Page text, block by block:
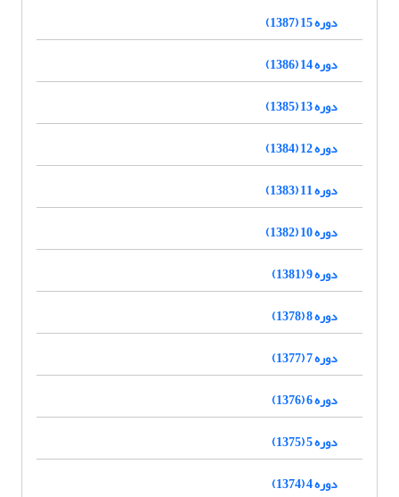
دوره 15 (1387)
دوره 14 (1386)
دوره 13 (1385)
دوره 12 (1384)
دوره 11 (1383)
دوره 10 (1382)
دوره 9 (1381)
دوره 8 (1378)
دوره 7 (1377)
دوره 6 (1376)
دوره 5 (1375)
دوره 4 (1374)